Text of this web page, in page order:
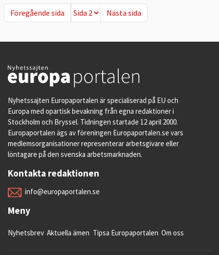
Föregående sida
Föregående sida Nästa sida
Nästa sida
Nyhetssajten Europaportalen är specialiserad på EU och
Europa med opartisk bevakning från egna redaktioner i
Stockholm och Bryssel. Tidningen startade 12 april 2000.
Europaportalen ägs av föreningen Europaportalen.se vars
medlemsorganisationer representerar arbetsgivare eller
löntagare på den svenska arbetsmarknaden.
Kontakta redaktionen
info@europaportalen.se
Meny
Nyhetsbrev Aktuella ämen Tipsa Europaportalen Om oss